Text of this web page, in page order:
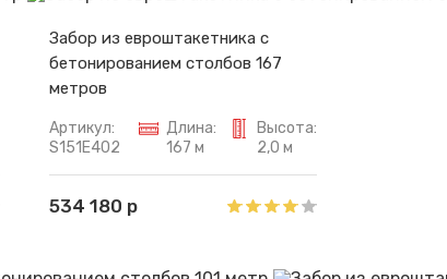
Забор из евроштакетника с
бетонированием столбов 167
метров
Артикул:
S151E402
Длина:
167 м
Высота:
2,0 м
534 180 р